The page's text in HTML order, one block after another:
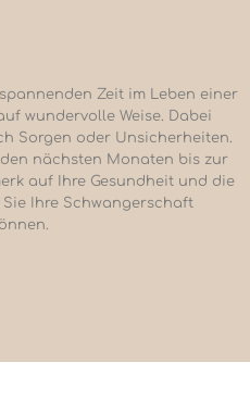
Zeit im Leben einer
wundervolle Weise. Dabei
Sorgen oder Unsicherheiten.
nächsten Monaten bis zur
auf Ihre Gesundheit und die
Ihre Schwangerschaft